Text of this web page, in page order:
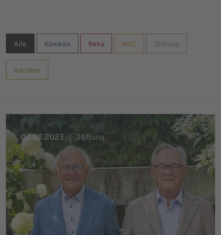
Alle Kliniken Reha MVZ Stiftung
Karriere
02.08.2023 Stiftung